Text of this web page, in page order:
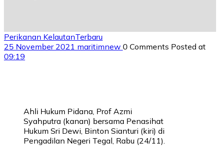
Perikanan KelautanTerbaru
25 November 2021 maritimnew 0 Comments Posted at
09:19
Ahli Hukum Pidana, Prof Azmi
Syahputra (kanan) bersama Penasihat
Hukum Sri Dewi, Binton Sianturi (kiri) di
Pengadilan Negeri Tegal, Rabu (24/11).